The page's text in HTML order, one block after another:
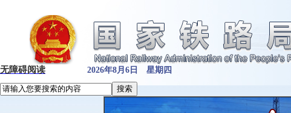
无障碍阅读 2026年8月6日 星期四